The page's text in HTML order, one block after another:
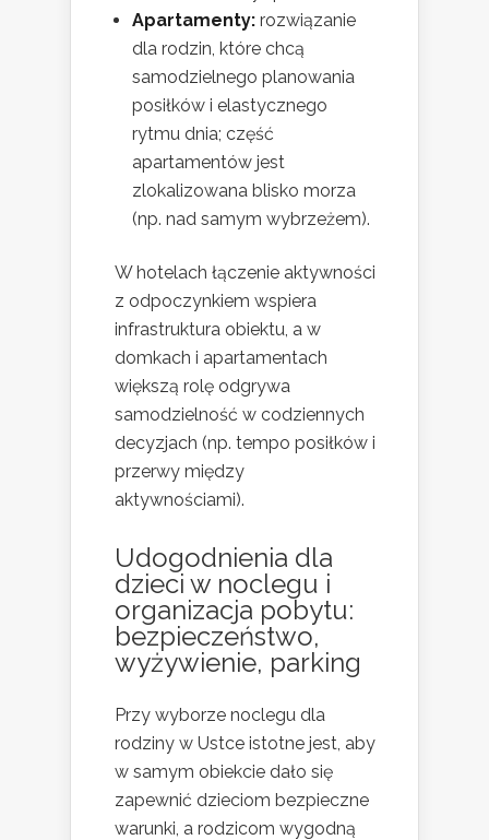
Apartamenty: rozwiązanie
dla rodzin, które chcą
samodzielnego planowania
posiłków i elastycznego
rytmu dnia; część
apartamentów jest
zlokalizowana blisko morza
(np. nad samym wybrzeżem).
W hotelach łączenie aktywności
z odpoczynkiem wspiera
infrastruktura obiektu, a w
domkach i apartamentach
większą rolę odgrywa
samodzielność w codziennych
decyzjach (np. tempo posiłków i
przerwy między
aktywnościami).
Udogodnienia dla
dzieci w noclegu i
organizacja pobytu:
bezpieczeństwo,
wyżywienie, parking
Przy wyborze noclegu dla
rodziny w Ustce istotne jest, aby
w samym obiekcie dało się
zapewnić dzieciom bezpieczne
warunki, a rodzicom wygodną